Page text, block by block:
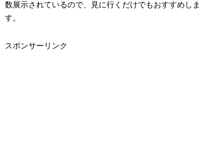
数展示されているので、見に行くだけでもおすすめしま
す。
スポンサーリンク